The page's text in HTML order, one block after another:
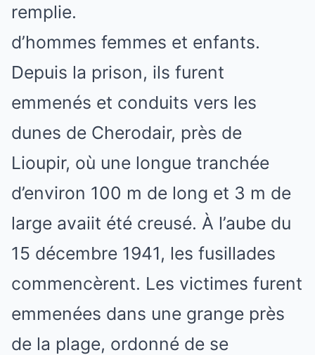
remplie.
d’hommes femmes et enfants.
Depuis la prison, ils furent
emmenés et conduits vers les
dunes de Cherodair, près de
Lioupir, où une longue tranchée
d’environ 100 m de long et 3 m de
large avaiit été creusé. À l’aube du
15 décembre 1941, les fusillades
commencèrent. Les victimes furent
emmenées dans une grange près
de la plage, ordonné de se